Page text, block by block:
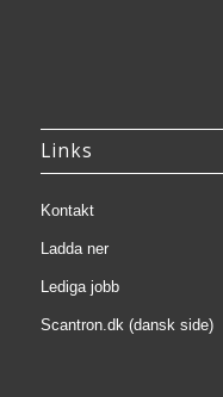
Links
Kontakt
Ladda ner
Lediga jobb
Scantron.dk (dansk side)